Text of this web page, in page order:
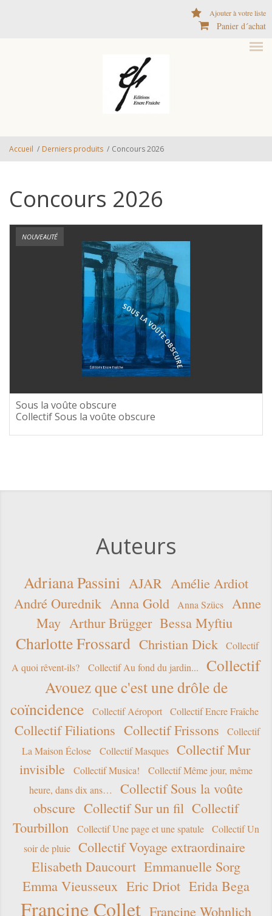
Ajouter à votre liste
Panier d´achat
Accueil / Derniers produits / Concours 2026
Concours 2026
NOUVEAUTÉ
Sous la voûte obscure
Collectif Sous la voûte obscure
Auteurs
Adriana Passini AJAR Amélie Ardiot
André Ourednik Anna Gold Anna Szücs
Anne
May Arthur Brügger Bessa Myftiu
Charlotte Frossard Christian Dick
Collectif
A quoi rêvent-ils?
Collectif Au fond du jardin...
Collectif
Avouez que c'est une drôle de
coïncidence
Collectif Aéroport Collectif Encre Fraîche
Collectif Filiations Collectif Frissons
Collectif
La Maison Éclose
Collectif Masques
Collectif Mur
invisible
Collectif Musica!
Collectif Même jour, même
heure, dans dix ans…
Collectif Sous la voûte
obscure Collectif Sur un fil Collectif
Tourbillon
Collectif Une page et une spatule
Collectif Un
soir de pluie
Collectif Voyage extraordinaire
Elisabeth Daucourt Emmanuelle Sorg
Emma Vieusseux Eric Driot Erida Bega
Francine Collet Francine Wohnlich